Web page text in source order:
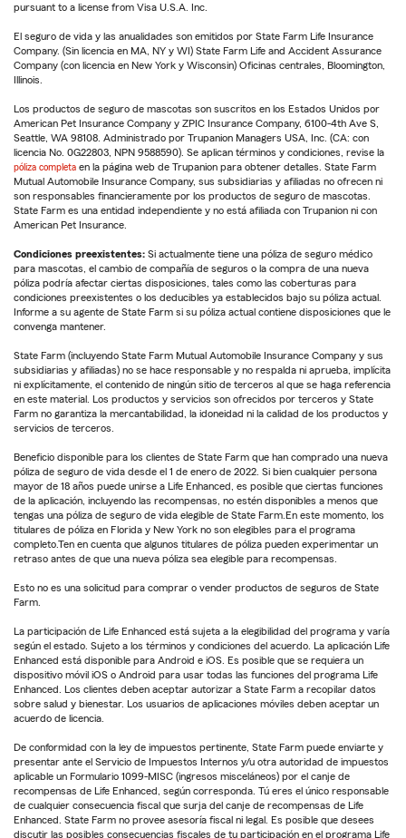
pursuant to a license from Visa U.S.A. Inc.
El seguro de vida y las anualidades son emitidos por State Farm Life Insurance
Company. (Sin licencia en MA, NY y WI) State Farm Life and Accident Assurance
Company (con licencia en New York y Wisconsin) Oficinas centrales, Bloomington,
Illinois.
Los productos de seguro de mascotas son suscritos en los Estados Unidos por
American Pet Insurance Company y ZPIC Insurance Company, 6100-4th Ave S,
Seattle, WA 98108. Administrado por Trupanion Managers USA, Inc. (CA: con
licencia No. 0G22803, NPN 9588590). Se aplican términos y condiciones, revise la
póliza completa en la página web de Trupanion para obtener detalles. State Farm
Mutual Automobile Insurance Company, sus subsidiarias y afiliadas no ofrecen ni
son responsables financieramente por los productos de seguro de mascotas.
State Farm es una entidad independiente y no está afiliada con Trupanion ni con
American Pet Insurance.
Condiciones preexistentes: Si actualmente tiene una póliza de seguro médico
para mascotas, el cambio de compañía de seguros o la compra de una nueva
póliza podría afectar ciertas disposiciones, tales como las coberturas para
condiciones preexistentes o los deducibles ya establecidos bajo su póliza actual.
Informe a su agente de State Farm si su póliza actual contiene disposiciones que le
convenga mantener.
State Farm (incluyendo State Farm Mutual Automobile Insurance Company y sus
subsidiarias y afiliadas) no se hace responsable y no respalda ni aprueba, implícita
ni explícitamente, el contenido de ningún sitio de terceros al que se haga referencia
en este material. Los productos y servicios son ofrecidos por terceros y State
Farm no garantiza la mercantabilidad, la idoneidad ni la calidad de los productos y
servicios de terceros.
Beneficio disponible para los clientes de State Farm que han comprado una nueva
póliza de seguro de vida desde el 1 de enero de 2022. Si bien cualquier persona
mayor de 18 años puede unirse a Life Enhanced, es posible que ciertas funciones
de la aplicación, incluyendo las recompensas, no estén disponibles a menos que
tengas una póliza de seguro de vida elegible de State Farm.En este momento, los
titulares de póliza en Florida y New York no son elegibles para el programa
completo.Ten en cuenta que algunos titulares de póliza pueden experimentar un
retraso antes de que una nueva póliza sea elegible para recompensas.
Esto no es una solicitud para comprar o vender productos de seguros de State
Farm.
La participación de Life Enhanced está sujeta a la elegibilidad del programa y varía
según el estado. Sujeto a los términos y condiciones del acuerdo. La aplicación Life
Enhanced está disponible para Android e iOS. Es posible que se requiera un
dispositivo móvil iOS o Android para usar todas las funciones del programa Life
Enhanced. Los clientes deben aceptar autorizar a State Farm a recopilar datos
sobre salud y bienestar. Los usuarios de aplicaciones móviles deben aceptar un
acuerdo de licencia.
De conformidad con la ley de impuestos pertinente, State Farm puede enviarte y
presentar ante el Servicio de Impuestos Internos y/u otra autoridad de impuestos
aplicable un Formulario 1099-MISC (ingresos misceláneos) por el canje de
recompensas de Life Enhanced, según corresponda. Tú eres el único responsable
de cualquier consecuencia fiscal que surja del canje de recompensas de Life
Enhanced. State Farm no provee asesoría fiscal ni legal. Es posible que desees
discutir las posibles consecuencias fiscales de tu participación en el programa Life